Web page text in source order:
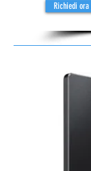
Richiedi